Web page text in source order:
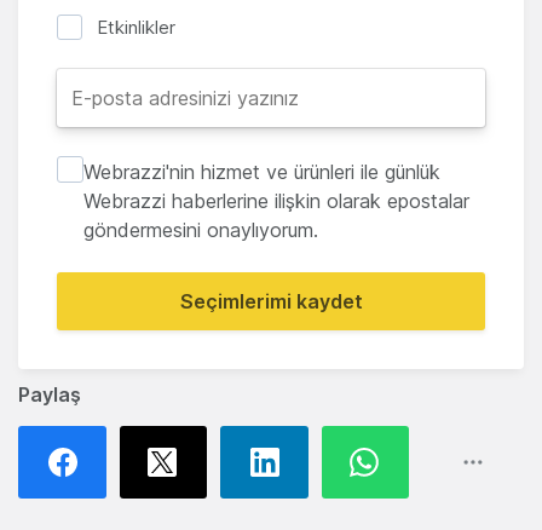
Paylaş
Etkinlikler
Webrazzi'nin hizmet ve ürünleri ile günlük
Webrazzi haberlerine ilişkin olarak epostalar
göndermesini onaylıyorum.
Seçimlerimi kaydet